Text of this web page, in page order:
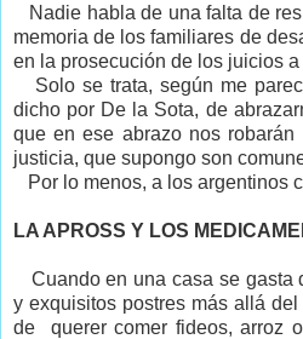
Nadie habla de una falta de
memoria de los familiares de
en la prosecución de los juicios
Solo se trata, según me
dicho por De la Sota, de
que en ese abrazo nos
justicia, que supongo son
Por lo menos, a los argentinos
LA APROSS Y LOS
Cuando en una casa se gasta
y exquisitos postres más allá del
de
querer comer fideos, arroz